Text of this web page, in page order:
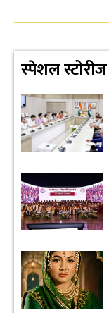
स्पेशल स्टोरीज